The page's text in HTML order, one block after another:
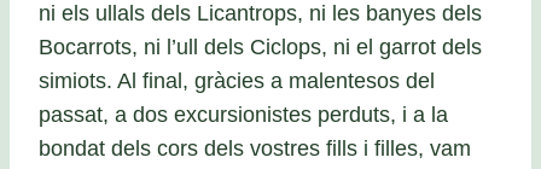
ni els ullals dels Licantrops, ni les banyes dels
Bocarrots, ni l’ull dels Ciclops, ni el garrot dels
simiots. Al final, gràcies a malentesos del
passat, a dos excursionistes perduts, i a la
bondat dels cors dels vostres fills i filles, vam